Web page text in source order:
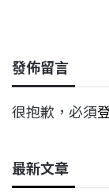
發佈留言
很抱歉，必須
最新文章